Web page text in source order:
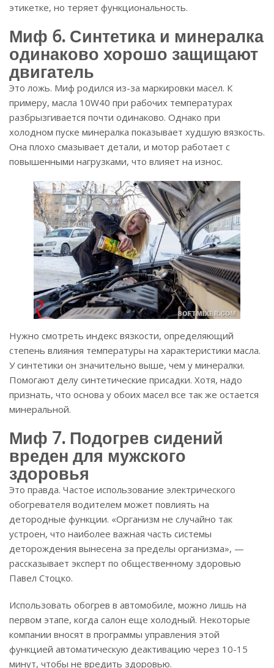
этикетке, но теряет функциональность.
Миф 6. Синтетика и минералка
одинаково хорошо защищают
двигатель
Это ложь. Миф родился из-за маркировки масел. К
примеру, масла 10W40 при рабочих температурах
разбрызгивается почти одинаково. Однако при
холодном пуске минералка показывает худшую вязкость.
Она плохо смазывает детали, и мотор работает с
повышенными нагрузками, что влияет на износ.
Нужно смотреть индекс вязкости, определяющий
степень влияния температуры на характеристики масла.
У синтетики он значительно выше, чем у минералки.
Помогают делу синтетические присадки. Хотя, надо
признать, что основа у обоих масел все так же остается
минеральной.
Миф 7. Подогрев сидений
вреден для мужского
здоровья
Это правда. Частое использование электрического
обогревателя водителем может повлиять на
детородные функции. «Организм не случайно так
устроен, что наиболее важная часть системы
деторождения вынесена за пределы организма», —
рассказывает эксперт по общественному здоровью
Павел Стоцко.
Использовать обогрев в автомобиле, можно лишь на
первом этапе, когда салон еще холодный. Некоторые
компании вносят в программы управления этой
функцией автоматическую деактивацию через 10-15
минут, чтобы не вредить здоровью.